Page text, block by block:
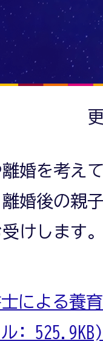
婚を考え
婚後の親
けします
による養
: 525.9KB)